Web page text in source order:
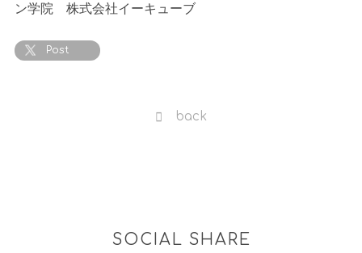
ン学院 株式会社イーキューブ
Post
back
SOCIAL SHARE